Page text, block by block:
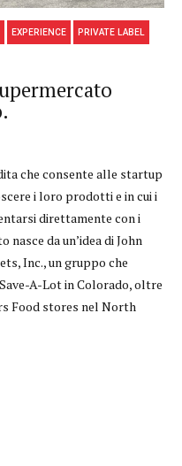
EXPERIENCE PRIVATE LABEL
che consente alle startup
i loro prodotti e in cui i
direttamente con i
da un’idea di John
Inc., un gruppo che
A-Lot in Colorado, oltre
Food stores nel North